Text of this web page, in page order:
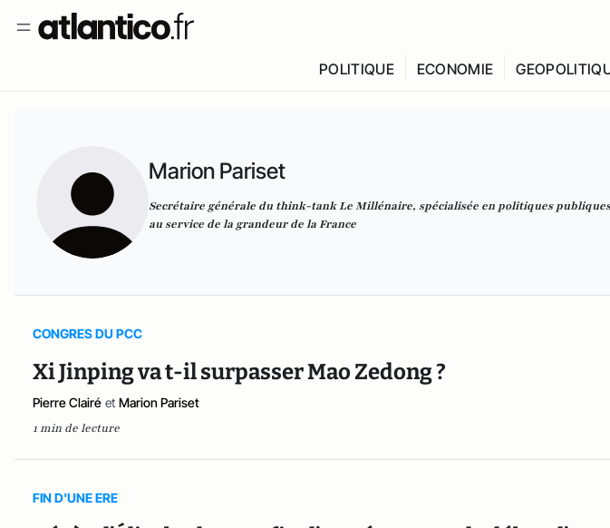
POLITIQUE ECONOMIE
Marion Pariset
Secrétaire générale du think-tank Le Millénaire, spécialisée en politiques
au service de la grandeur de la France
CONGRES DU PCC
Xi Jinping va t-il surpasser Mao Zedong ?
Pierre Clairé et Marion Pariset
1 min de lecture
FIN D'UNE ERE